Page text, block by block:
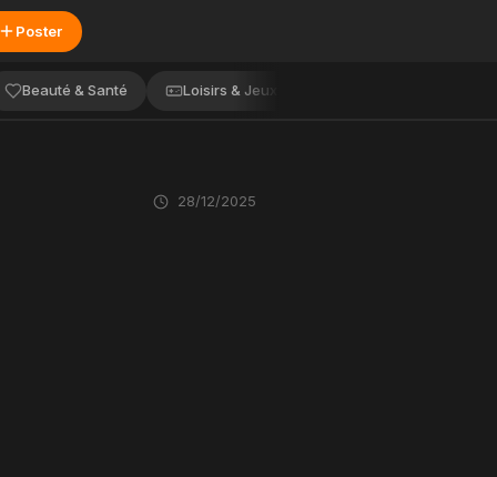
Poster
Beauté & Santé Loisirs & Jeux
28/12/2025